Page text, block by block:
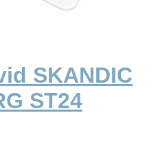
SKANDIC
ST24